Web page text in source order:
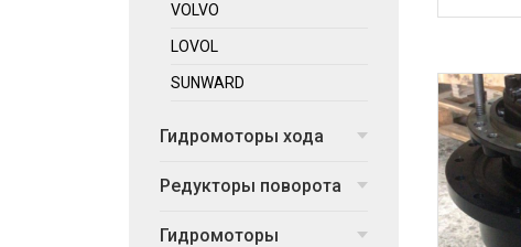
VOLVO
LOVOL
SUNWARD
Гидромоторы хода
Редукторы поворота
Гидромоторы